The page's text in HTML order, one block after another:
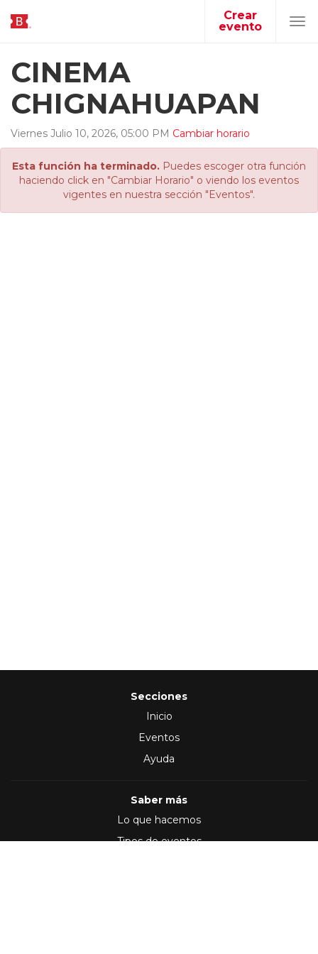
Crear
evento
CINEMA
CHIGNAHUAPAN
Viernes Julio 10, 2026, 05:00 PM Cambiar horario
Esta función ha terminado. Puedes escoger otra función
haciendo click en "Cambiar Horario" o viendo los eventos
vigentes en nuestra sección "Eventos".
Secciones
Inicio
Eventos
Ayuda
Saber más
Lo que hacemos
Tipos de eventos